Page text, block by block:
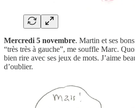
Mercredi 5 novembre. Martin et ses
“très très à gauche”, me souffle Marc.
bien rire avec ses jeux de mots. J’aime
d’oublier.